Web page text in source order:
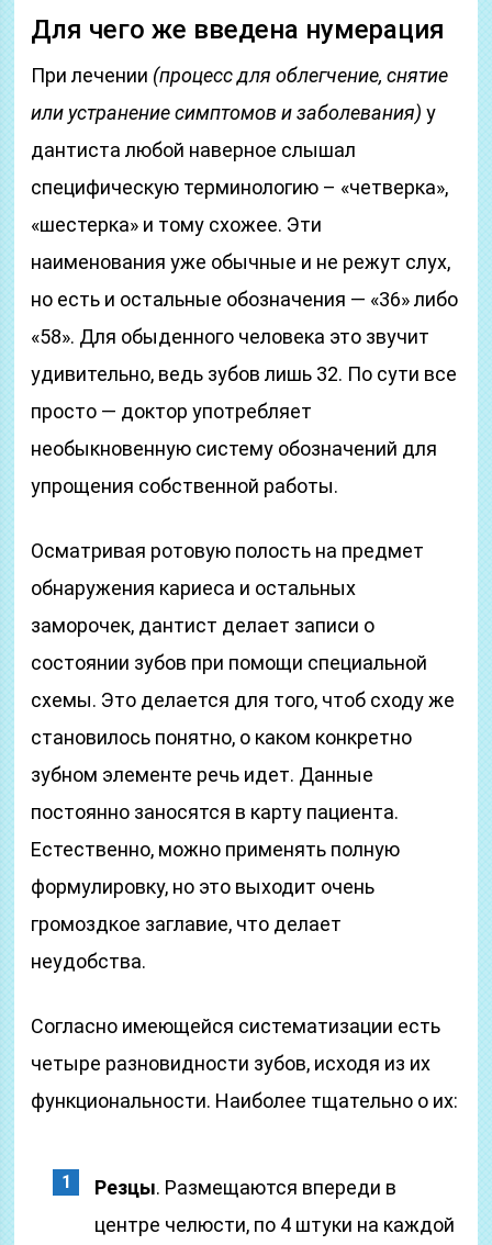
Для чего же введена нумерация
При лечении (процесс для облегчение, снятие
или устранение симптомов и заболевания) у
дантиста любой наверное слышал
специфическую терминологию – «четверка»,
«шестерка» и тому схожее. Эти
наименования уже обычные и не режут слух,
но есть и остальные обозначения — «36» либо
«58». Для обыденного человека это звучит
удивительно, ведь зубов лишь 32. По сути все
просто — доктор употребляет
необыкновенную систему обозначений для
упрощения собственной работы.
Осматривая ротовую полость на предмет
обнаружения кариеса и остальных
заморочек, дантист делает записи о
состоянии зубов при помощи специальной
схемы. Это делается для того, чтоб сходу же
становилось понятно, о каком конкретно
зубном элементе речь идет. Данные
постоянно заносятся в карту пациента.
Естественно, можно применять полную
формулировку, но это выходит очень
громоздкое заглавие, что делает
неудобства.
Согласно имеющейся систематизации есть
четыре разновидности зубов, исходя из их
функциональности. Наиболее тщательно о их:
Резцы. Размещаются впереди в
центре челюсти, по 4 штуки на каждой